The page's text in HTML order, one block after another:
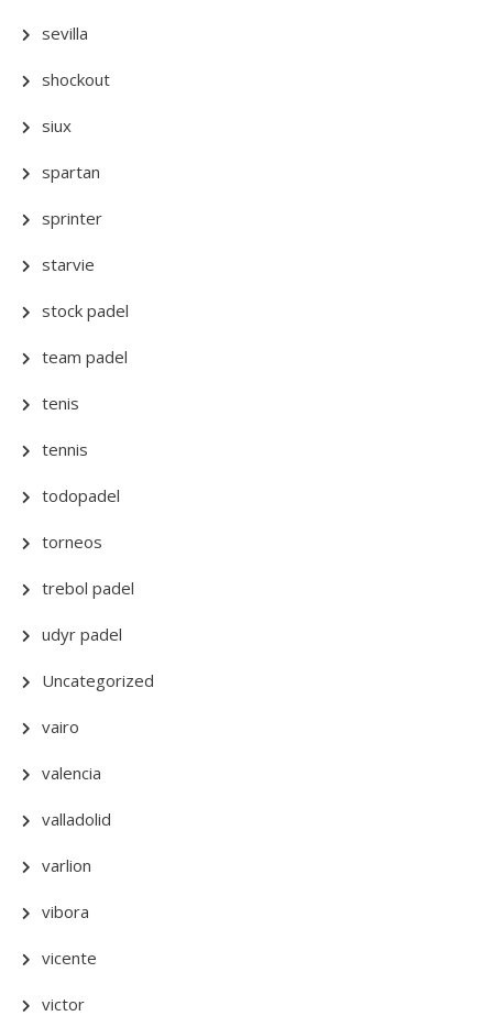
sevilla
shockout
siux
spartan
sprinter
starvie
stock padel
team padel
tenis
tennis
todopadel
torneos
trebol padel
udyr padel
Uncategorized
vairo
valencia
valladolid
varlion
vibora
vicente
victor